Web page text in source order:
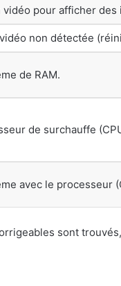
vidéo pour afficher
non détectée
de RAM.
de surchauffe
avec le processeur
sont